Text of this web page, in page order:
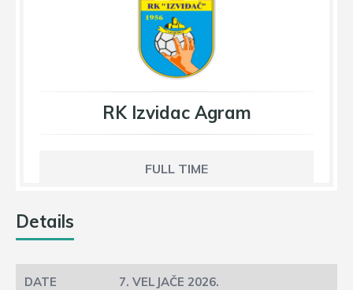
RK Izvidac Agram
FULL TIME
Details
7. VELJAČE 2026.